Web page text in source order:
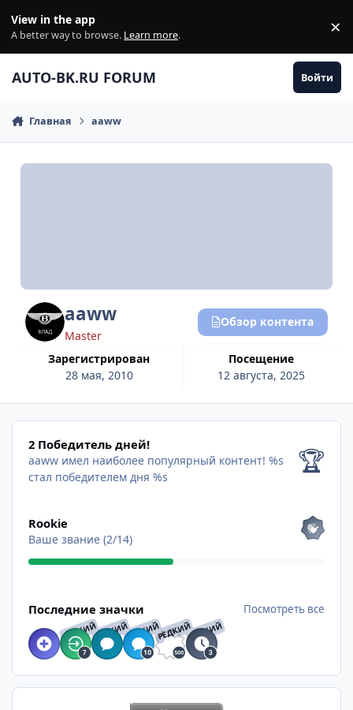
View in the app
A better way to browse. Learn more. ×
AUTO-BK.RU FORUM Войти
Главная aaww
aaww
Master
Зарегистрирован
28 мая, 2010
Посещение
12 августа, 2025
Обзор контента
2 Победитель дней!
2 Победитель дней!
aaww имел наиболее популярный контент! %s
стал победителем дня %s
🏆
Rookie
Ваше звание (2/14)
Последние значки Посмотреть все
РЕДКИЙРЕДКИЙРЕДКИЙРЕДКИЙРЕДКИЙ